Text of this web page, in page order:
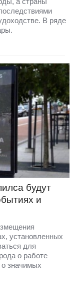
В ряде
будут
и
установленных
для
о работе
значимых